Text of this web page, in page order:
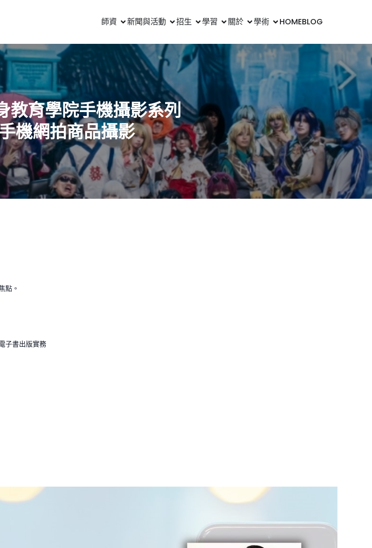
師資 新聞與活動 招生 學習 關於 學術 HOMEBLOG
教育學院手機攝影系列
機網拍商品攝影
點。
子書出版實務